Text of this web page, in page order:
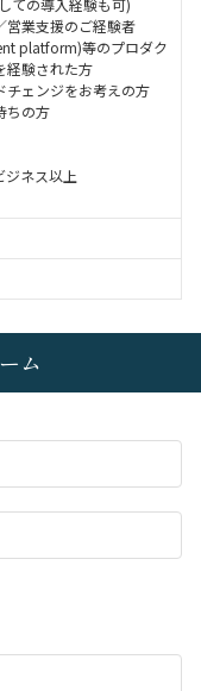
ての導入経験も可)
営業支援のご経験者
platform)等のプロダク
経験された方
チェンジをお考えの方
ちの方
ネス以上
ム